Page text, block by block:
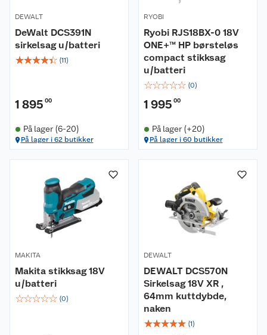
DEWALT
DeWalt DCS391N
sirkelsag u/batteri
☆☆☆☆☆ (11)
1 895 00
På lager (6-20)
På lager i 62 butikker
RYOBI
Ryobi RJS18BX-0 18V
ONE+™ HP børsteløs
compact stikksag
u/batteri
☆☆☆☆☆ (0)
1 995 00
På lager (+20)
På lager i 60 butikker
MAKITA
Makita stikksag 18V
u/batteri
☆☆☆☆☆ (0)
DEWALT
DEWALT DCS570N
Sirkelsag 18V XR ,
64mm kuttdybde,
naken
☆☆☆☆☆ (1)